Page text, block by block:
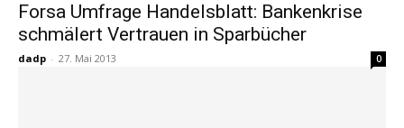
Forsa Umfrage Handelsblatt: Bankenkrise
schmälert Vertrauen in Sparbücher
dadp - 27. Mai 2013 0